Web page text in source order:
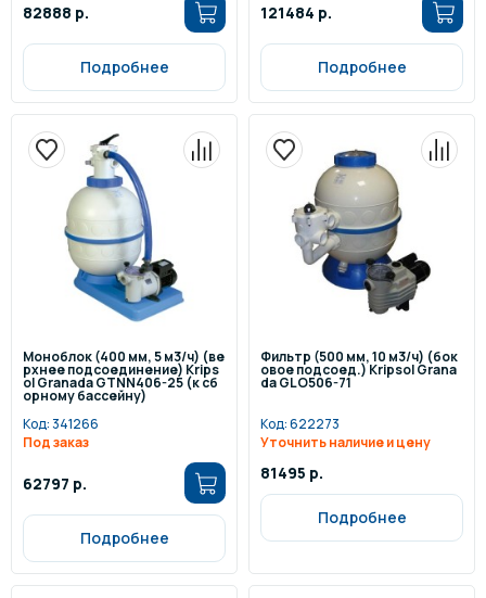
82888 р.
Подробнее
121484 р.
Подробнее
Моноблок (400 мм, 5 м3/ч) (ве
рхнее подсоединение) Krips
ol Granada GTNN406-25 (к сб
орному бассейну)
Код:341266
Под заказ
62797 р.
Подробнее
Фильтр (500 мм, 10 м3/ч) (бок
овое подсоед.) Kripsol Grana
da GLO506-71
Код:622273
Уточнить наличие и цену
81495 р.
Подробнее